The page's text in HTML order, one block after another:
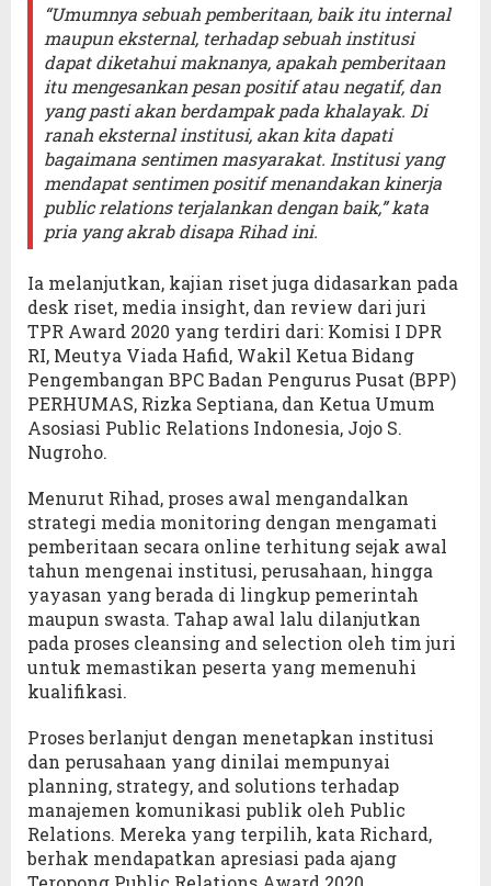
“Umumnya sebuah pemberitaan, baik itu internal
maupun eksternal, terhadap sebuah institusi
dapat diketahui maknanya, apakah pemberitaan
itu mengesankan pesan positif atau negatif, dan
yang pasti akan berdampak pada khalayak. Di
ranah eksternal institusi, akan kita dapati
bagaimana sentimen masyarakat. Institusi yang
mendapat sentimen positif menandakan kinerja
public relations terjalankan dengan baik,” kata
pria yang akrab disapa Rihad ini.
Ia melanjutkan, kajian riset juga didasarkan pada
desk riset, media insight, dan review dari juri
TPR Award 2020 yang terdiri dari: Komisi I DPR
RI, Meutya Viada Hafid, Wakil Ketua Bidang
Pengembangan BPC Badan Pengurus Pusat (BPP)
PERHUMAS, Rizka Septiana, dan Ketua Umum
Asosiasi Public Relations Indonesia, Jojo S.
Nugroho.
Menurut Rihad, proses awal mengandalkan
strategi media monitoring dengan mengamati
pemberitaan secara online terhitung sejak awal
tahun mengenai institusi, perusahaan, hingga
yayasan yang berada di lingkup pemerintah
maupun swasta. Tahap awal lalu dilanjutkan
pada proses cleansing and selection oleh tim juri
untuk memastikan peserta yang memenuhi
kualifikasi.
Proses berlanjut dengan menetapkan institusi
dan perusahaan yang dinilai mempunyai
planning, strategy, and solutions terhadap
manajemen komunikasi publik oleh Public
Relations. Mereka yang terpilih, kata Richard,
berhak mendapatkan apresiasi pada ajang